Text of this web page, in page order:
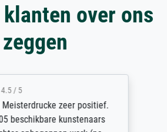
over ons
zeggen
4.5 / 5
zeer positief.
beschikbare kunstenaars